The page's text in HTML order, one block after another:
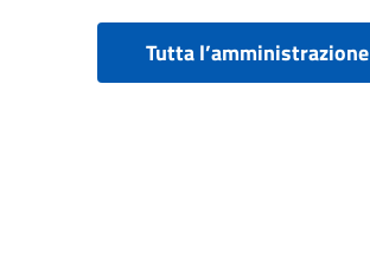
Tutta l’amministrazione